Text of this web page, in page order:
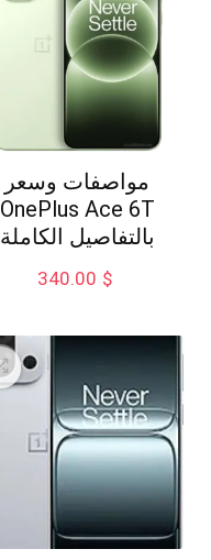
مواصفات وسعر
OnePlus Ace 6T
بالتفاصيل الكاملة
$
340.00